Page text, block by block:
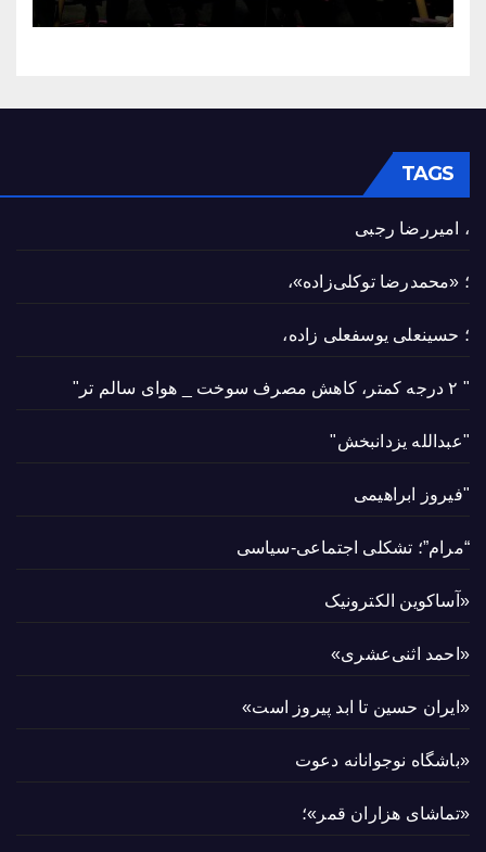
TAGS
، امیررضا رجبی
؛ «محمدرضا توکلی‌زاده»،
؛ حسینعلی یوسفعلی زاده،
" ۲ درجه کمتر، کاهش مصرف سوخت _ هوای سالم تر"
"عبدالله یزدانبخش"
"فیروز ابراهیمی
“مرام”؛ تشکلی اجتماعی-سیاسی
«آساکوین الکترونیک
«احمد اثنی‌عشری»
«ایران حسین تا ابد پیروز است»
«باشگاه نوجوانانه دعوت
«تماشای هزاران قمر»؛